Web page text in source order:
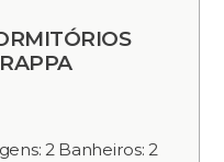
2 Banheiros: 2